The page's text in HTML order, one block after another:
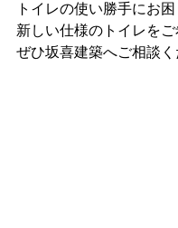
トイレの使い勝手にお
新しい仕様のトイレを
ぜひ坂喜建築へご相談く